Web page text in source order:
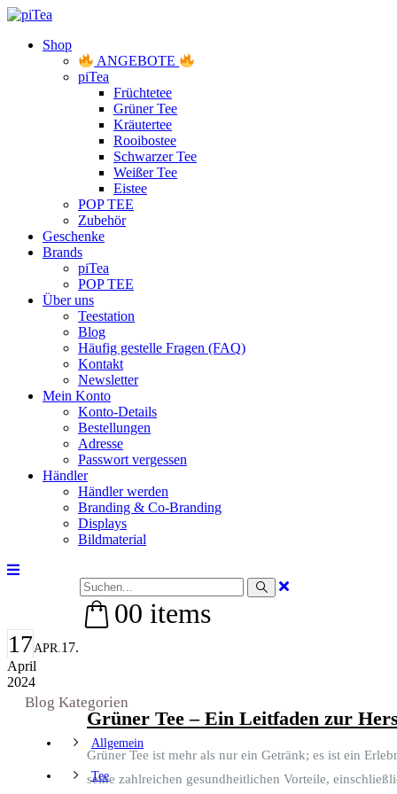
Shop
ANGEBOTE
piTea
Früchtetee
Grüner Tee
Kräutertee
Rooibostee
Schwarzer Tee
Weißer Tee
Eistee
POP TEE
Zubehör
Geschenke
Brands
piTea
POP TEE
Über uns
Teestation
Blog
Häufig gestelle Fragen (FAQ)
Kontakt
Newsletter
Mein Konto
Konto-Details
Bestellungen
Adresse
Passwort vergessen
Händler
Händler werden
Branding & Co-Branding
Displays
Bildmaterial
00 items
17APR.17.
April
2024
Grüner Tee – Ein Leitfaden zur
Grüner Tee ist mehr als nur ein Getränk; es ist ein
seine zahlreichen gesundheitlichen Vorteile,
Blog Kategorien
Allgemein
Tee